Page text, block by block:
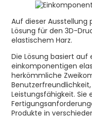
Auf dieser Ausstellung
Lösung für den 3D-
elastischem Harz.
Die Lösung basiert
einkomponentigen
herkömmliche
Leistungsfähigkeit. Sie
Produkte in